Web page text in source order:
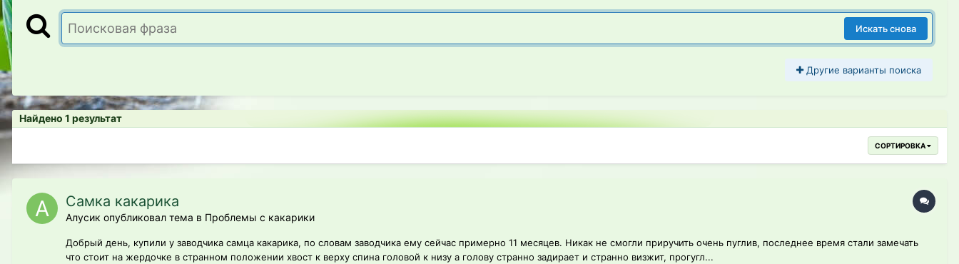
Искать снова
Другие варианты поиска
Найдено 1 результат
СОРТИРОВКА
Самка какарика
Алусик опубликовал тема в Проблемы с какарики
Добрый день, купили у заводчика самца какарика, по словам заводчика ему сейчас примерно 11 месяцев. Никак не смогли приручить очень пуглив, последнее время стали замечать
что стоит на жердочке в странном положении хвост к верху спина головой к низу а голову странно задирает и странно визжит, прогугл...